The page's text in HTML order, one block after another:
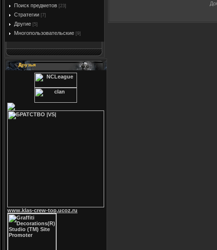
Поиск предметов [23]
Стратегии [7]
Другие [5]
Многопользовательские [9]
Друзья
www.klas-crew-top.ucoz.ru